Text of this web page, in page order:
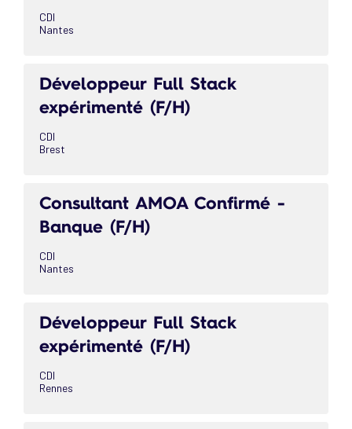
CDI
Nantes
Développeur Full Stack
expérimenté (F/H)
CDI
Brest
Consultant AMOA Confirmé -
Banque (F/H)
CDI
Nantes
Développeur Full Stack
expérimenté (F/H)
CDI
Rennes